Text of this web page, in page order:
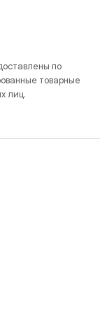
по
товарные
лиц.